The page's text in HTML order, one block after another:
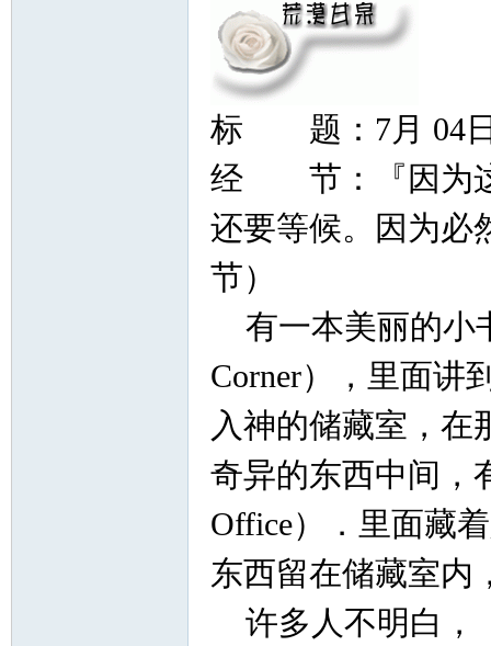
标 题：7月 04
经 节：『因为这
还要等候。因为必
节）
有一本美丽的小
Corner），里面讲
入神的储藏室，在
奇异的东西中间，
Office）．里面藏
东西留在储藏室内
许多人不明白，